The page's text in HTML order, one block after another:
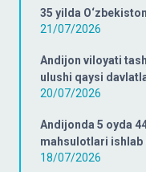
35 yilda
21/07/2026
Andijon viloyati
ulushi qaysi
20/07/2026
Andijonda 5 oyda
mahsulotlari
18/07/2026